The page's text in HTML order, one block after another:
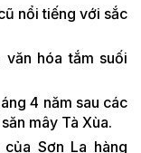
nổi tiếng với sắc
hóa tắm suối
4 năm sau các
mây Tà Xùa.
Sơn La hàng